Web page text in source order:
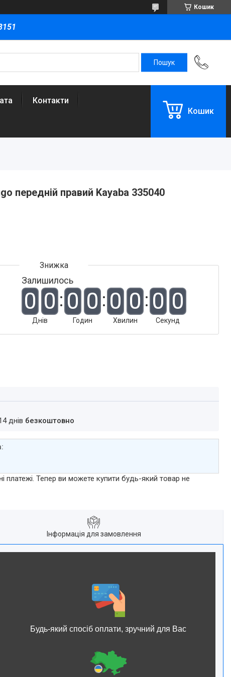
Кошик
Контакти
Кошик
передній правий Kayaba 335040
Залишилось
0 0
Днів
0 0
Годин
0 0
Хвилин
0 0
Секунд
днів безкоштовно
платежі. Тепер ви можете купити будь-який товар не
Інформація для замовлення
Будь-який спосіб оплати, зручний для Вас